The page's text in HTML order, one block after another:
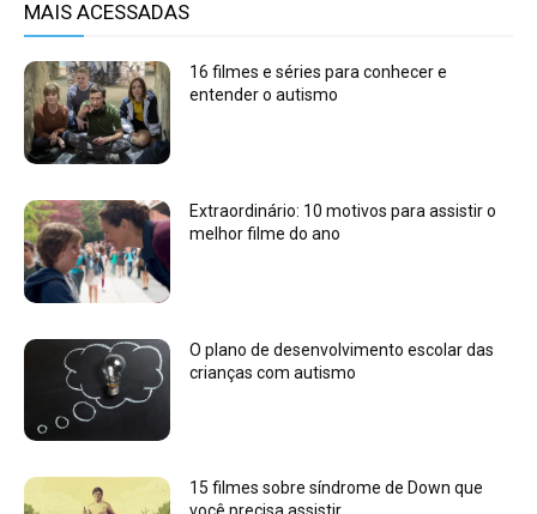
MAIS ACESSADAS
16 filmes e séries para conhecer e
entender o autismo
Extraordinário: 10 motivos para assistir o
melhor filme do ano
O plano de desenvolvimento escolar das
crianças com autismo
15 filmes sobre síndrome de Down que